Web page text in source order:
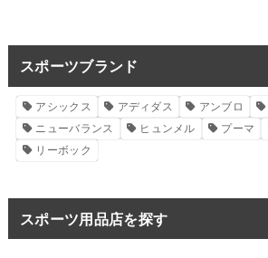
スポーツブランド
アシックス アディダス アンブロ
ニューバランス
ヒュンメル プーマ
リーボック
スポーツ用品店を探す